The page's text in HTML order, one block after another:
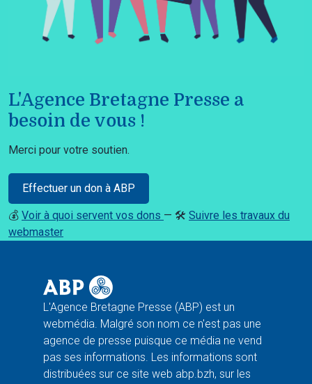
L'Agence Bretagne Presse a
besoin de vous !
Merci pour votre soutien.
Effectuer un don à ABP
💰 Voir à quoi servent vos dons — 🛠️ Suivre les travaux du
webmaster
L'Agence Bretagne Presse (ABP) est un
webmédia. Malgré son nom ce n'est pas une
agence de presse puisque ce média ne vend
pas ses informations. Les informations sont
distribuées sur ce site web abp.bzh, sur les